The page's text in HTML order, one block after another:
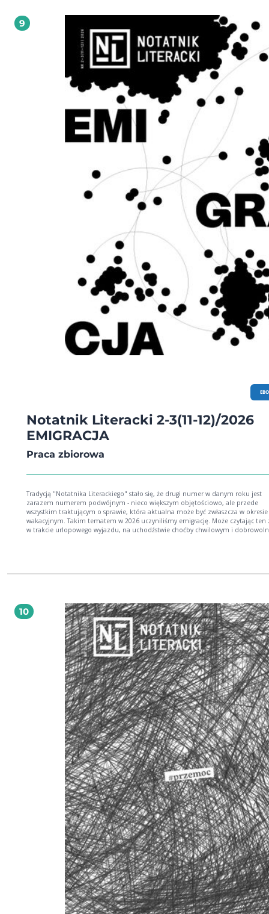
Eugeniusza Tkaczyszyna-Dyckiego i Joanny Mueller, a także prozy Marii Halber
Darka Foksa. Autorzy i autorki "Klinu" - czyli tej części naszego pisma, które ma za
zadanie rozszczepić "NL" i w jakimś sensie pozbawić dobrze sformatowanego
samopoczucia - raczą nas tabletkami. Mamy powody przypuszczać, że jeszcze
tyle twórczyń w jednym miejscu nie pisało o tabletkach. I ich zażywaniu.
Wolny-Hamkało, Barbara Klicka czy Małgorzata Lebda dokonują wyznań, które
na zawsze odmienić postrzeganie ich twórczości. My tylko ostrzegamy. I
9
Notatnik Literacki 2-3(11-12)/2026
EMIGRACJA
Praca zbiorowa
Tradycją "Notatnika Literackiego" stało się, że drugi numer w danym roku jest
zarazem numerem podwójnym - nieco większym objętościowo, ale przede
wszystkim traktującym o sprawie, która aktualna może być zwłaszcza w okresie
wakacyjnym. Takim tematem w 2026 uczyniliśmy emigrację. Może czytając ten zeszyt
w trakcie urlopowego wyjazdu, na uchodźstwie choćby chwilowym i
literatury emigracyjnej". Mamy nadzieję, że ten syndrom udało nam się przynajmniej
Dowodzą tego historie, które w tym numerze przeczytacie.
10